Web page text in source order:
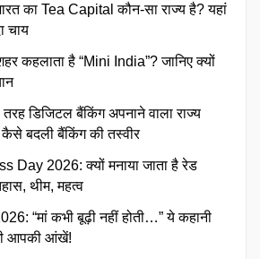
का Tea Capital कौन-सा राज्य है? यहां
चाय
कहलाता है “Mini India”? जानिए क्यों
तरह डिजिटल बैंकिंग अपनाने वाला राज्य
बदली बैंकिंग की तस्वीर
Day 2026: क्यों मनाया जाता है रेड
थीम, महत्व
“मां कभी बूढ़ी नहीं होती…” ये कहानी
आपकी आंखें!